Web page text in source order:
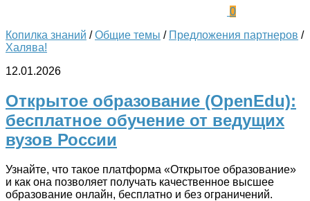
0
Копилка знаний /Общие темы / Предложения партнеров /
Халява!
12.01.2026
Открытое образование (OpenEdu):
бесплатное обучение от ведущих
вузов России
Узнайте, что такое платформа «Открытое образование»
и как она позволяет получать качественное высшее
образование онлайн, бесплатно и без ограничений.